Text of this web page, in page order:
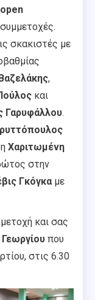
σκακιστές με
,
και
Γαρυφάλλου.
Χαριτωμένη
στην
Γκόγκα με
και σας
που
στις 6.30